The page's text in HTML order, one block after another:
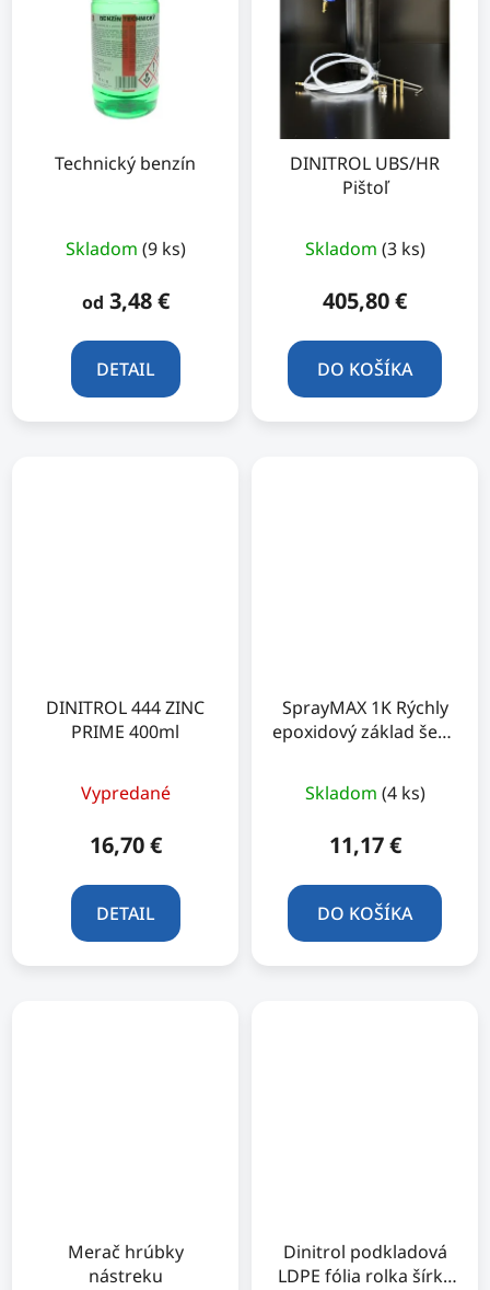
Technický benzín
Skladom (9 ks)
od 3,48 €
DETAIL
DINITROL UBS/HR
Pištoľ
Skladom (3 ks)
405,80 €
DO KOŠÍKA
DINITROL 444 ZINC
PRIME 400ml
Vypredané
16,70 €
DETAIL
SprayMAX 1K Rýchly
epoxidový základ šedý
Skladom (4 ks)
11,17 €
DO KOŠÍKA
Merač hrúbky
nástreku
Dinitrol podkladová
LDPE fólia rolka šírka